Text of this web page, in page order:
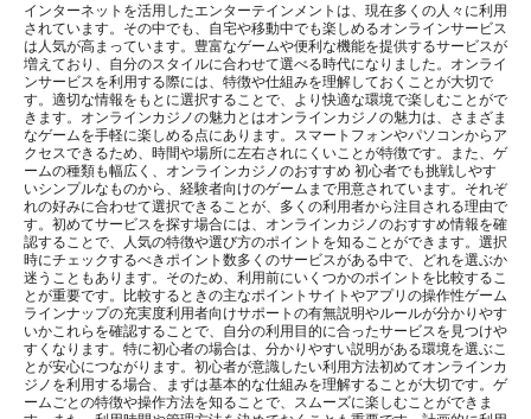
インターネットを活用したエンターテインメントは、現在多くの人々に利用
されています。その中でも、自宅や移動中でも楽しめるオンラインサービス
は人気が高まっています。豊富なゲームや便利な機能を提供するサービスが
増えており、自分のスタイルに合わせて選べる時代になりました。オンライ
ンサービスを利用する際には、特徴や仕組みを理解しておくことが大切で
す。適切な情報をもとに選択することで、より快適な環境で楽しむことがで
きます。オンラインカジノの魅力とはオンラインカジノの魅力は、さまざま
なゲームを手軽に楽しめる点にあります。スマートフォンやパソコンからア
クセスできるため、時間や場所に左右されにくいことが特徴です。また、ゲ
ームの種類も幅広く、オンラインカジノのおすすめ 初心者でも挑戦しやす
いシンプルなものから、経験者向けのゲームまで用意されています。それぞ
れの好みに合わせて選択できることが、多くの利用者から注目される理由で
す。初めてサービスを探す場合には、オンラインカジノのおすすめ情報を確
認することで、人気の特徴や選び方のポイントを知ることができます。選択
時にチェックするべきポイント数多くのサービスがある中で、どれを選ぶか
迷うこともあります。そのため、利用前にいくつかのポイントを比較するこ
とが重要です。比較するときの主なポイントサイトやアプリの操作性ゲーム
ラインナップの充実度利用者向けサポートの有無説明やルールが分かりやす
いかこれらを確認することで、自分の利用目的に合ったサービスを見つけや
すくなります。特に初心者の場合は、分かりやすい説明がある環境を選ぶこ
とが安心につながります。初心者が意識したい利用方法初めてオンラインカ
ジノを利用する場合、まずは基本的な仕組みを理解することが大切です。ゲ
ームごとの特徴や操作方法を知ることで、スムーズに楽しむことができま